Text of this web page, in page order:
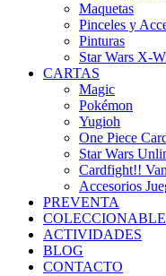
Maquetas
Pinceles y
Pinturas
Star Wars X-
CARTAS
Magic
Pokémon
Yugioh
One Piece
Star Wars
Cardfight!!
Accesorios
PREVENTA
ACTIVIDADES
BLOG
CONTACTO